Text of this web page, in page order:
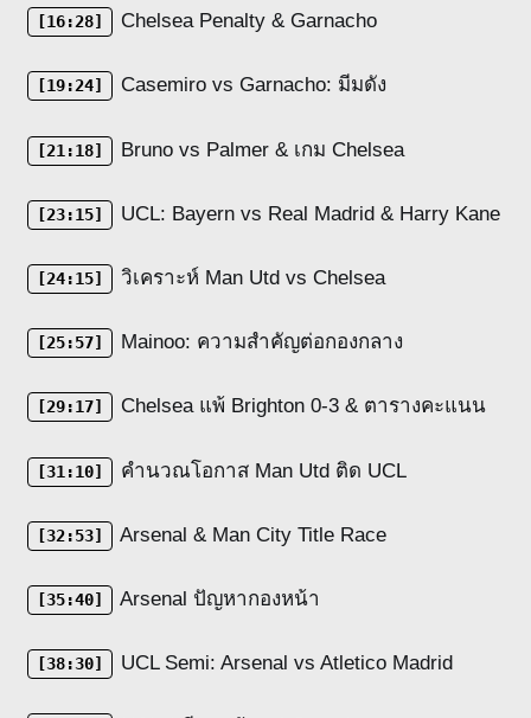
[16:28] Chelsea Penalty & Garnacho
[19:24] Casemiro vs Garnacho: มีมดัง
[21:18] Bruno vs Palmer & เกม Chelsea
[23:15] UCL: Bayern vs Real Madrid & Harry Kane
[24:15] วิเคราะห์ Man Utd vs Chelsea
[25:57] Mainoo: ความสำคัญต่อกองกลาง
[29:17] Chelsea แพ้ Brighton 0-3 & ตารางคะแนน
[31:10] คำนวณโอกาส Man Utd ติด UCL
[32:53] Arsenal & Man City Title Race
[35:40] Arsenal ปัญหากองหน้า
[38:30] UCL Semi: Arsenal vs Atletico Madrid